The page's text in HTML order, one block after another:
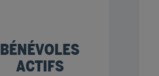
BÉNÉVOLES
ACTIFS